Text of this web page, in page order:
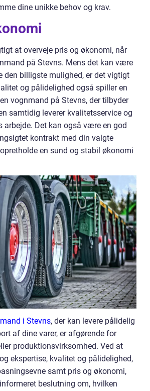
dine unikke behov og krav.
at overveje pris og økonomi, når
på Stevns. Mens det kan være
billigste mulighed, er det vigtigt
og pålidelighed også spiller en
vognmand på Stevns, der tilbyder
samtidig leverer kvalitetsservice og
arbejde. Det kan også være en god
kontrakt med din valgte
en sund og stabil økonomi
i Stevns, der kan levere pålidelig
af dine varer, er afgørende for
produktionsvirksomhed. Ved at
ekspertise, kvalitet og pålidelighed,
samt pris og økonomi,
beslutning om, hvilken